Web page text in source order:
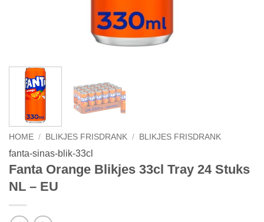
HOME / BLIKJES FRISDRANK / BLIKJES FRISDRANK
fanta-sinas-blik-33cl
Fanta Orange Blikjes 33cl Tray 24 Stuks
NL – EU